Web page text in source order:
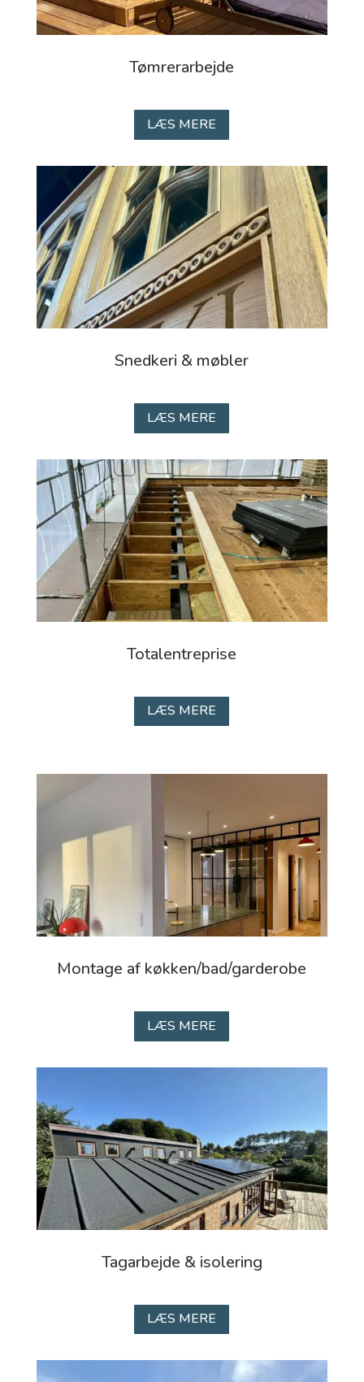
Tømrerarbejde
LÆS MERE
Snedkeri & møbler
LÆS MERE
Totalentreprise
LÆS MERE
Montage af køkken/bad/garderobe
LÆS MERE
Tagarbejde & isolering
LÆS MERE